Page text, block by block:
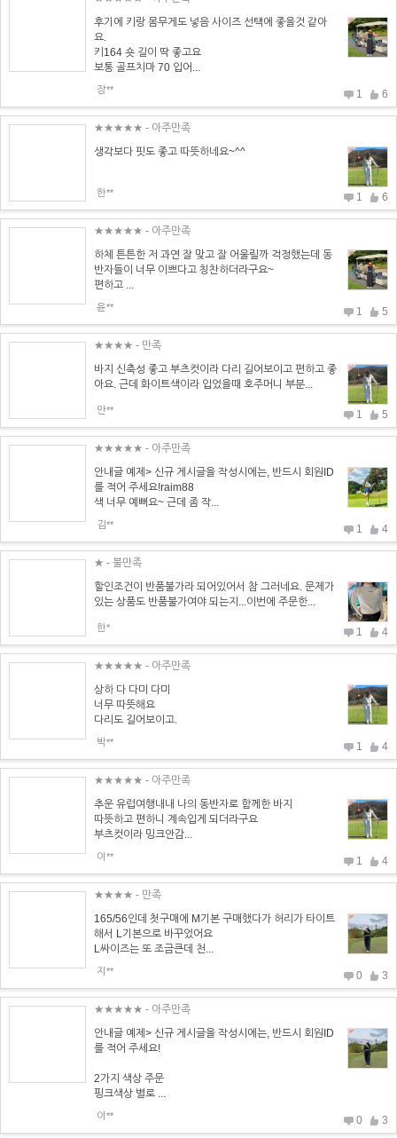
후기에 키랑 몸무게도 넣음 사이즈 선택에 좋을것 같아
요.
키164 숏 길이 딱 좋고요
보통 골프치마 70 입어...
장** 1 6
★★★★★ - 아주만족
생각보다 핏도 좋고 따뜻하네요~^^
한** 1 6
★★★★★ - 아주만족
하체 튼튼한 저 과연 잘 맞고 잘 어울릴까 걱정했는데 동
반자들이 너무 이쁘다고 칭찬하더라구요~
편하고 ...
윤** 1 5
★★★★ - 만족
바지 신축성 좋고 부츠컷이라 다리 길어보이고 편하고 좋
아요. 근데 화이트색이라 입었을때 호주머니 부분...
안** 1 5
★★★★★ - 아주만족
안내글 예제> 신규 게시글을 작성시에는, 반드시 회원ID
를 적어 주세요!raim88
색 너무 예뻐요~ 근데 좀 작...
김** 1 4
★ - 불만족
할인조건이 반품불가라 되어있어서 참 그러네요. 문제가
있는 상품도 반품불가여야 되는지...이번에 주문한...
한* 1 4
★★★★★ - 아주만족
상하 다 다미 다미
너무 따뜻해요
다리도 길어보이고.
박** 1 4
★★★★★ - 아주만족
추운 유럽여행내내 나의 동반자로 함께한 바지
따뜻하고 편하니 계속입게 되더라구요
부츠컷이라 밍크안감...
이** 1 4
★★★★ - 만족
165/56인데 첫구매에 M기본 구매했다가 허리가 타이트
해서 L기본으로 바꾸었어요
L싸이즈는 또 조금큰데 천...
지** 0 3
★★★★★ - 아주만족
안내글 예제> 신규 게시글을 작성시에는, 반드시 회원ID
를 적어 주세요!
2가지 색상 주문
핑크색상 별로 ...
이** 0 3